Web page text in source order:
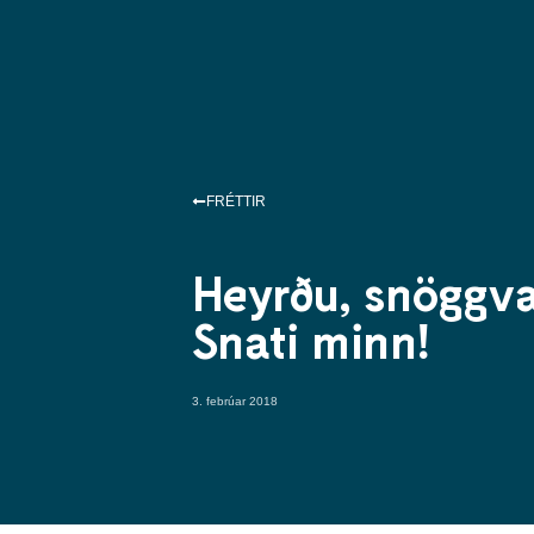
FRÉTTIR
Heyrðu,
Snati minn!
3. febrúar 2018